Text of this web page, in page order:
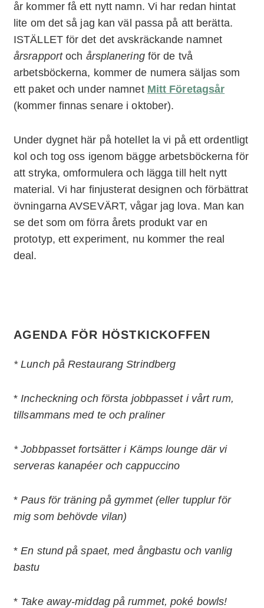
år kommer få ett nytt namn. Vi har redan hintat
lite om det så jag kan väl passa på att berätta.
ISTÄLLET för det det avskräckande namnet
årsrapportoch årsplanering för de två
arbetsböckerna, kommer de numera säljas som
ett paket och under namnet Mitt Företagsår
(kommer finnas senare i oktober).
Under dygnet här på hotellet la vi på ett ordentligt
kol och tog oss igenom bägge arbetsböckerna för
att stryka, omformulera och lägga till helt nytt
material. Vi har finjusterat designen och förbättrat
övningarna AVSEVÄRT, vågar jag lova. Man kan
se det som om förra årets produkt var en
prototyp, ett experiment, nu kommer the real
deal.
AGENDA FÖR HÖSTKICKOFFEN
* Lunch på Restaurang Strindberg
* Incheckning och första jobbpasset i vårt rum,
tillsammans med te och praliner
* Jobbpasset fortsätter i Kämps lounge där vi
serveras kanapéer och cappuccino
*Paus för träning på gymmet (eller tupplur för
mig som behövde vilan)
*En stund på spaet, med ångbastu och vanlig
bastu
* Take away-middag på rummet, poké bowls!